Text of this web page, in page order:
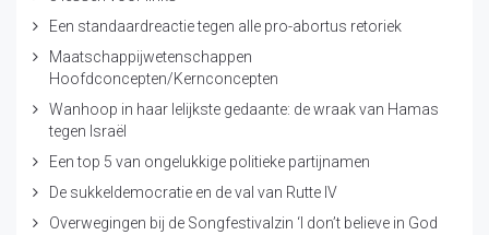
Een standaardreactie tegen alle pro-abortus retoriek
Maatschappijwetenschappen
Hoofdconcepten/Kernconcepten
Wanhoop in haar lelijkste gedaante: de wraak van Hamas
tegen Israël
Een top 5 van ongelukkige politieke partijnamen
De sukkeldemocratie en de val van Rutte IV
Overwegingen bij de Songfestivalzin ‘I don’t believe in God